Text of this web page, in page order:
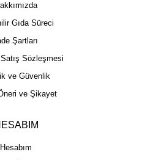
Gıda Süreci
Şartları
Sözleşmesi
ve Güvenlik
ve Şikayet
Hesabım